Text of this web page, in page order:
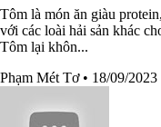
Tôm là món ăn giàu
với các loài hải sản khác
Tôm lại khôn...
Phạm Mét Tơ • 18/09/2023